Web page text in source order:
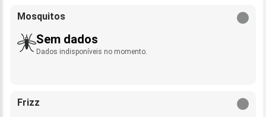
Mosquitos
Sem dados
Dados indisponíveis no momento.
Frizz